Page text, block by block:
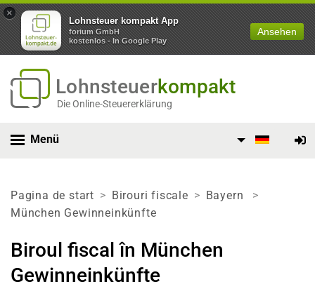
×
Lohnsteuer kompakt App
forium GmbH
kostenlos - In Google Play
Ansehen
Lohnsteuerkompakt
Die Online-Steuererklärung
Menü
Pagina de start Birouri fiscale
Bayern
München Gewinneinkünfte
Biroul fiscal în München
Gewinneinkünfte